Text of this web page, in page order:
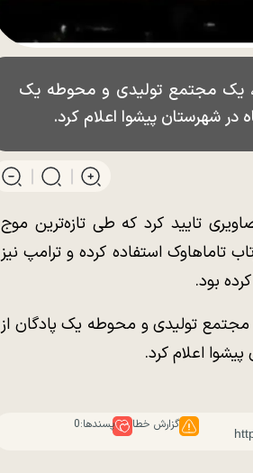
یک مجتمع تولیدی و محوطه یک
در شهرستان پیشوا اعلام کرد.
تایید کرد که طی تازه‌ترین موج
تاماهاوک استفاده کرده و ترامپ نیز
مجتمع تولیدی و محوطه یک پادگان از
اعلام کرد.
گزارش خطا پسندها:0